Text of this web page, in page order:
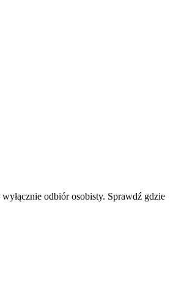
odbiór osobisty. Sprawdź gdzie